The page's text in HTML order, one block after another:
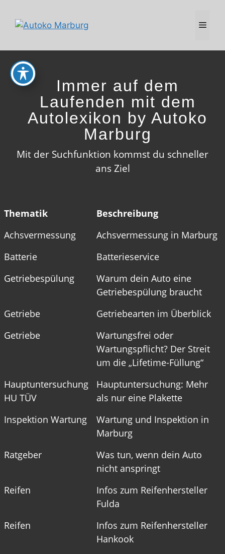
Inhalt
springen
Immer auf dem
Laufenden mit dem
Autolexikon by Autoko
Marburg
Mit der Suchfunktion kommst du schneller
ans Ziel
Thematik
Beschreibung
Achsvermessung
Achsvermessung in Marburg
Batterie
Batterieservice
Getriebespülung
Warum dein Auto eine
Getriebespülung braucht
Getriebe
Getriebearten im Überblick
Getriebe
Wartungsfrei oder
Wartungspflicht? Der Streit
um die „Lifetime-Füllung“
Hauptuntersuchung
HU TÜV
Hauptuntersuchung: Mehr
als nur eine Plakette
Inspektion Wartung
Wartung und Inspektion in
Marburg
Ratgeber
Was tun, wenn dein Auto
nicht anspringt
Reifen
Infos zum Reifenhersteller
Fulda
Reifen
Infos zum Reifenhersteller
Hankook